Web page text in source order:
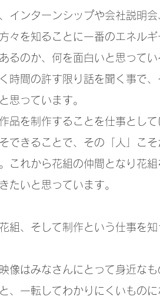
インターンシップや会社説明
々を知ることに一番のエネル
るのか、何を面白いと思って
時間の許す限り話を聞く事で
思っています。
品を制作することを仕事とし
できることで、その「人」こ
これから花組の仲間となり花
たいと思っています。
組、そして制作という仕事を
像はみなさんにとって身近な
、一転してわかりにくいもの